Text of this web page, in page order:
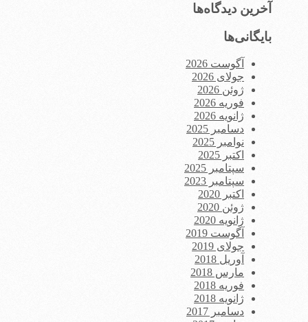
آخرین دیدگاه‌ها
بایگانی‌ها
آگوست 2026
جولای 2026
ژوئن 2026
فوریه 2026
ژانویه 2026
دسامبر 2025
نوامبر 2025
اکتبر 2025
سپتامبر 2025
سپتامبر 2023
اکتبر 2020
ژوئن 2020
ژانویه 2020
آگوست 2019
جولای 2019
آوریل 2018
مارس 2018
فوریه 2018
ژانویه 2018
دسامبر 2017